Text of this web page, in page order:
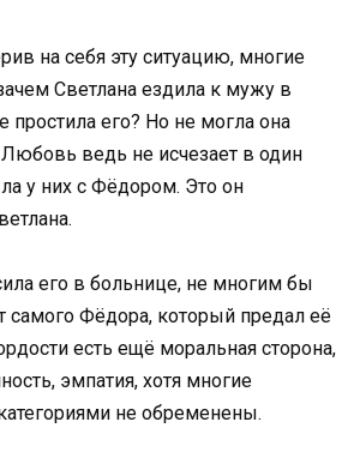
на себя эту ситуацию, многие
Светлана ездила к мужу в
простила его? Но не могла она
Любовь ведь не исчезает в один
у них с Фёдором. Это он
его в больнице, не многим бы
самого Фёдора, который предал её
есть ещё моральная сторона,
эмпатия, хотя многие
не обременены.